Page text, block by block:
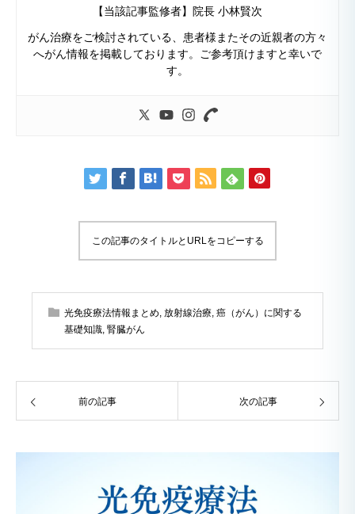
【当該記事監修者】院長 小林賢次
がん治療をご検討されている、患者様またその近親者の方々
へがん情報を掲載しております。ご参考頂けますと幸いで
す。
この記事のタイトルとURLをコピーする
光免疫療法情報まとめ 放射線治療 癌（がん）に関する
基礎知識 腎臓がん
前の記事 次の記事